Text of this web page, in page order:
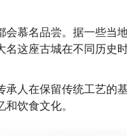
会慕名品尝。据一些当
名这座古城在不同历史
承人在保留传统工艺的
饮食文化。